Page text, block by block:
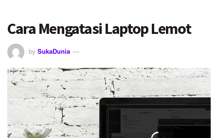
Cara Mengatasi Laptop Lemot
by SukaDunia